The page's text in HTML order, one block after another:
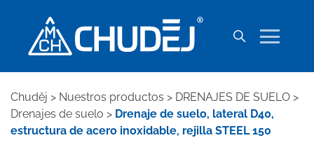
Chuděj > Nuestros productos > DRENAJES DE SUELO >
Drenajes de suelo > Drenaje de suelo, lateral D40,
estructura de acero inoxidable, rejilla STEEL 150